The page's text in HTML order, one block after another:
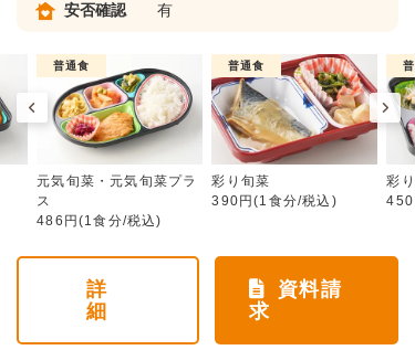
安否確認 有
普通食
元気旬菜・元気旬菜プラ
ス
486円(1食分/税込)
普通食
彩り旬菜
390円(1食分/税込)
彩
詳
細
資料請
求